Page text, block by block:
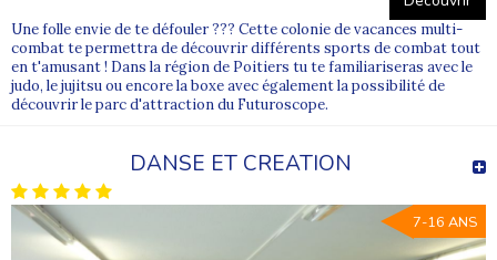
Une folle envie de te défouler ??? Cette colonie de vacances multi-
combat te permettra de découvrir différents sports de combat tout
en t'amusant ! Dans la région de Poitiers tu te familiariseras avec le
judo, le jujitsu ou encore la boxe avec également la possibilité de
découvrir le parc d'attraction du Futuroscope.
DANSE ET CREATION
7-16 ANS